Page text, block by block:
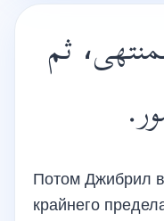
ثم
Потом Джибрил
крайнего